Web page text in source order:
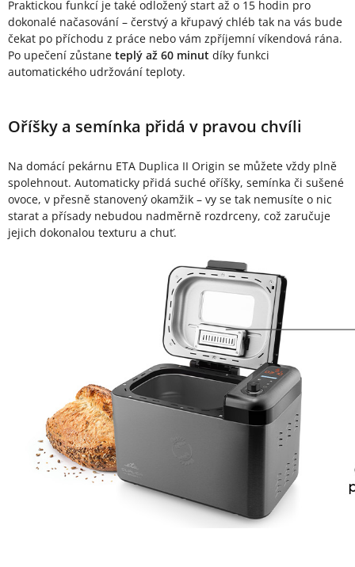
Praktickou funkcí je také odložený start až o 15 hodin pro
dokonalé načasování – čerstvý a křupavý chléb tak na vás bude
čekat po příchodu z práce nebo vám zpříjemní víkendová rána.
Po upečení zůstane teplý až 60 minut díky funkci
automatického udržování teploty.
Oříšky a semínka přidá v pravou chvíli
Na domácí pekárnu ETA Duplica II Origin se můžete vždy plně
spolehnout. Automaticky přidá suché oříšky, semínka či sušené
ovoce, v přesně stanovený okamžik – vy se tak nemusíte o nic
starat a přísady nebudou nadměrně rozdrceny, což zaručuje
jejich dokonalou texturu a chuť.